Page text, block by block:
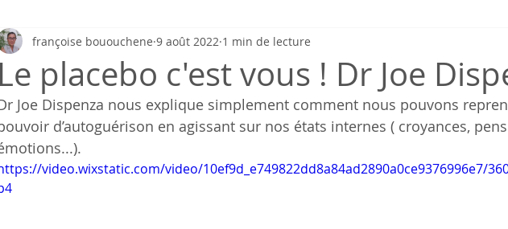
Le placebo c'est vous ! Dr Joe
françoise bououchene 9 août 2022 1 min de lecture
Joe Dispenza nous explique simplement comment nous pouvons
d’autoguérison en agissant sur nos états internes ( croyances,
video.wixstatic.com/video/10ef9d_e749822dd8a84ad2890a0ce9376996e7/